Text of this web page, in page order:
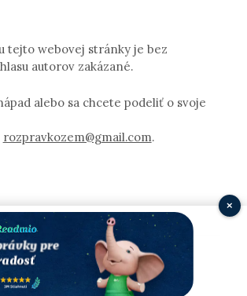
tejto webovej stránky je bez
autorov zakázané.
alebo sa chcete podeliť o svoje
rozpravkozem@gmail.com.
© 2026 Rozprávkozem
×